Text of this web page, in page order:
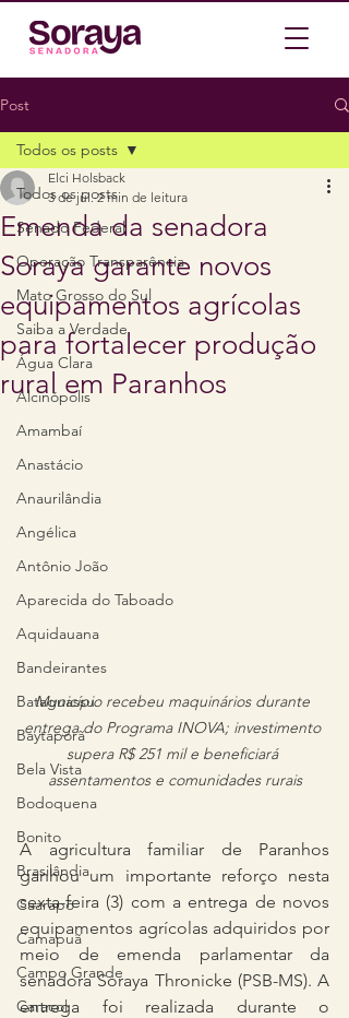
Post
Todos os posts
Senado Federal
Operação Transparência
Mato Grosso do Sul
Saiba a Verdade
Água Clara
Alcinópolis
Amambaí
Anastácio
Anaurilândia
Angélica
Antônio João
Aparecida do Taboado
Aquidauana
Bandeirantes
Bataguassu
Baytaporã
Bela Vista
Bodoquena
Bonito
Brasilândia
Caarapó
Camapuã
Campo Grande
Caracol
Todos os posts
Emenda da senadora
Soraya garante novos
equipamentos agrícolas
para fortalecer produção
rural em Paranhos
Elci Holsback
3 de jul. 2 min de leitura
Município recebeu maquinários durante
entrega do Programa INOVA; investimento
supera R$ 251 mil e beneficiará
assentamentos e comunidades rurais
A agricultura familiar de Paranhos
ganhou um importante reforço nesta
sexta-feira (3) com a entrega de novos
equipamentos agrícolas adquiridos por
meio de emenda parlamentar da
senadora Soraya Thronicke (PSB-MS). A
entrega foi realizada durante o